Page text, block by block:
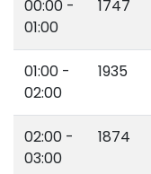
00:00 -
01:00
1747
01:00 -
02:00
1935
02:00 -
03:00
1874